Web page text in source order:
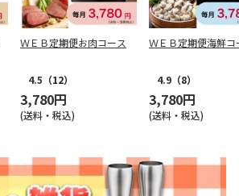
ＷＥＢ定期便お肉コース
4.5 （12）
3,780円
(送料・税込)
ＷＥＢ定期便海鮮コ
4.9 （8）
3,780円
(送料・税込)